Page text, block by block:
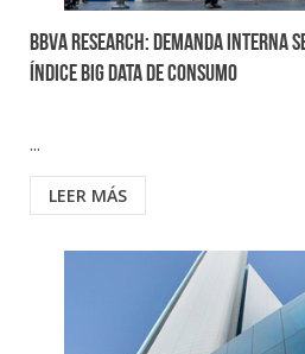
BBVA Research: Demanda interna
Índice Big Data de Consumo
...
LEER MÁS